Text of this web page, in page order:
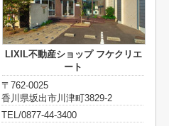
LIXIL不動産ショップ フケクリエ
ート
〒762-0025
香川県坂出市川津町3829-2
TEL/0877-44-3400